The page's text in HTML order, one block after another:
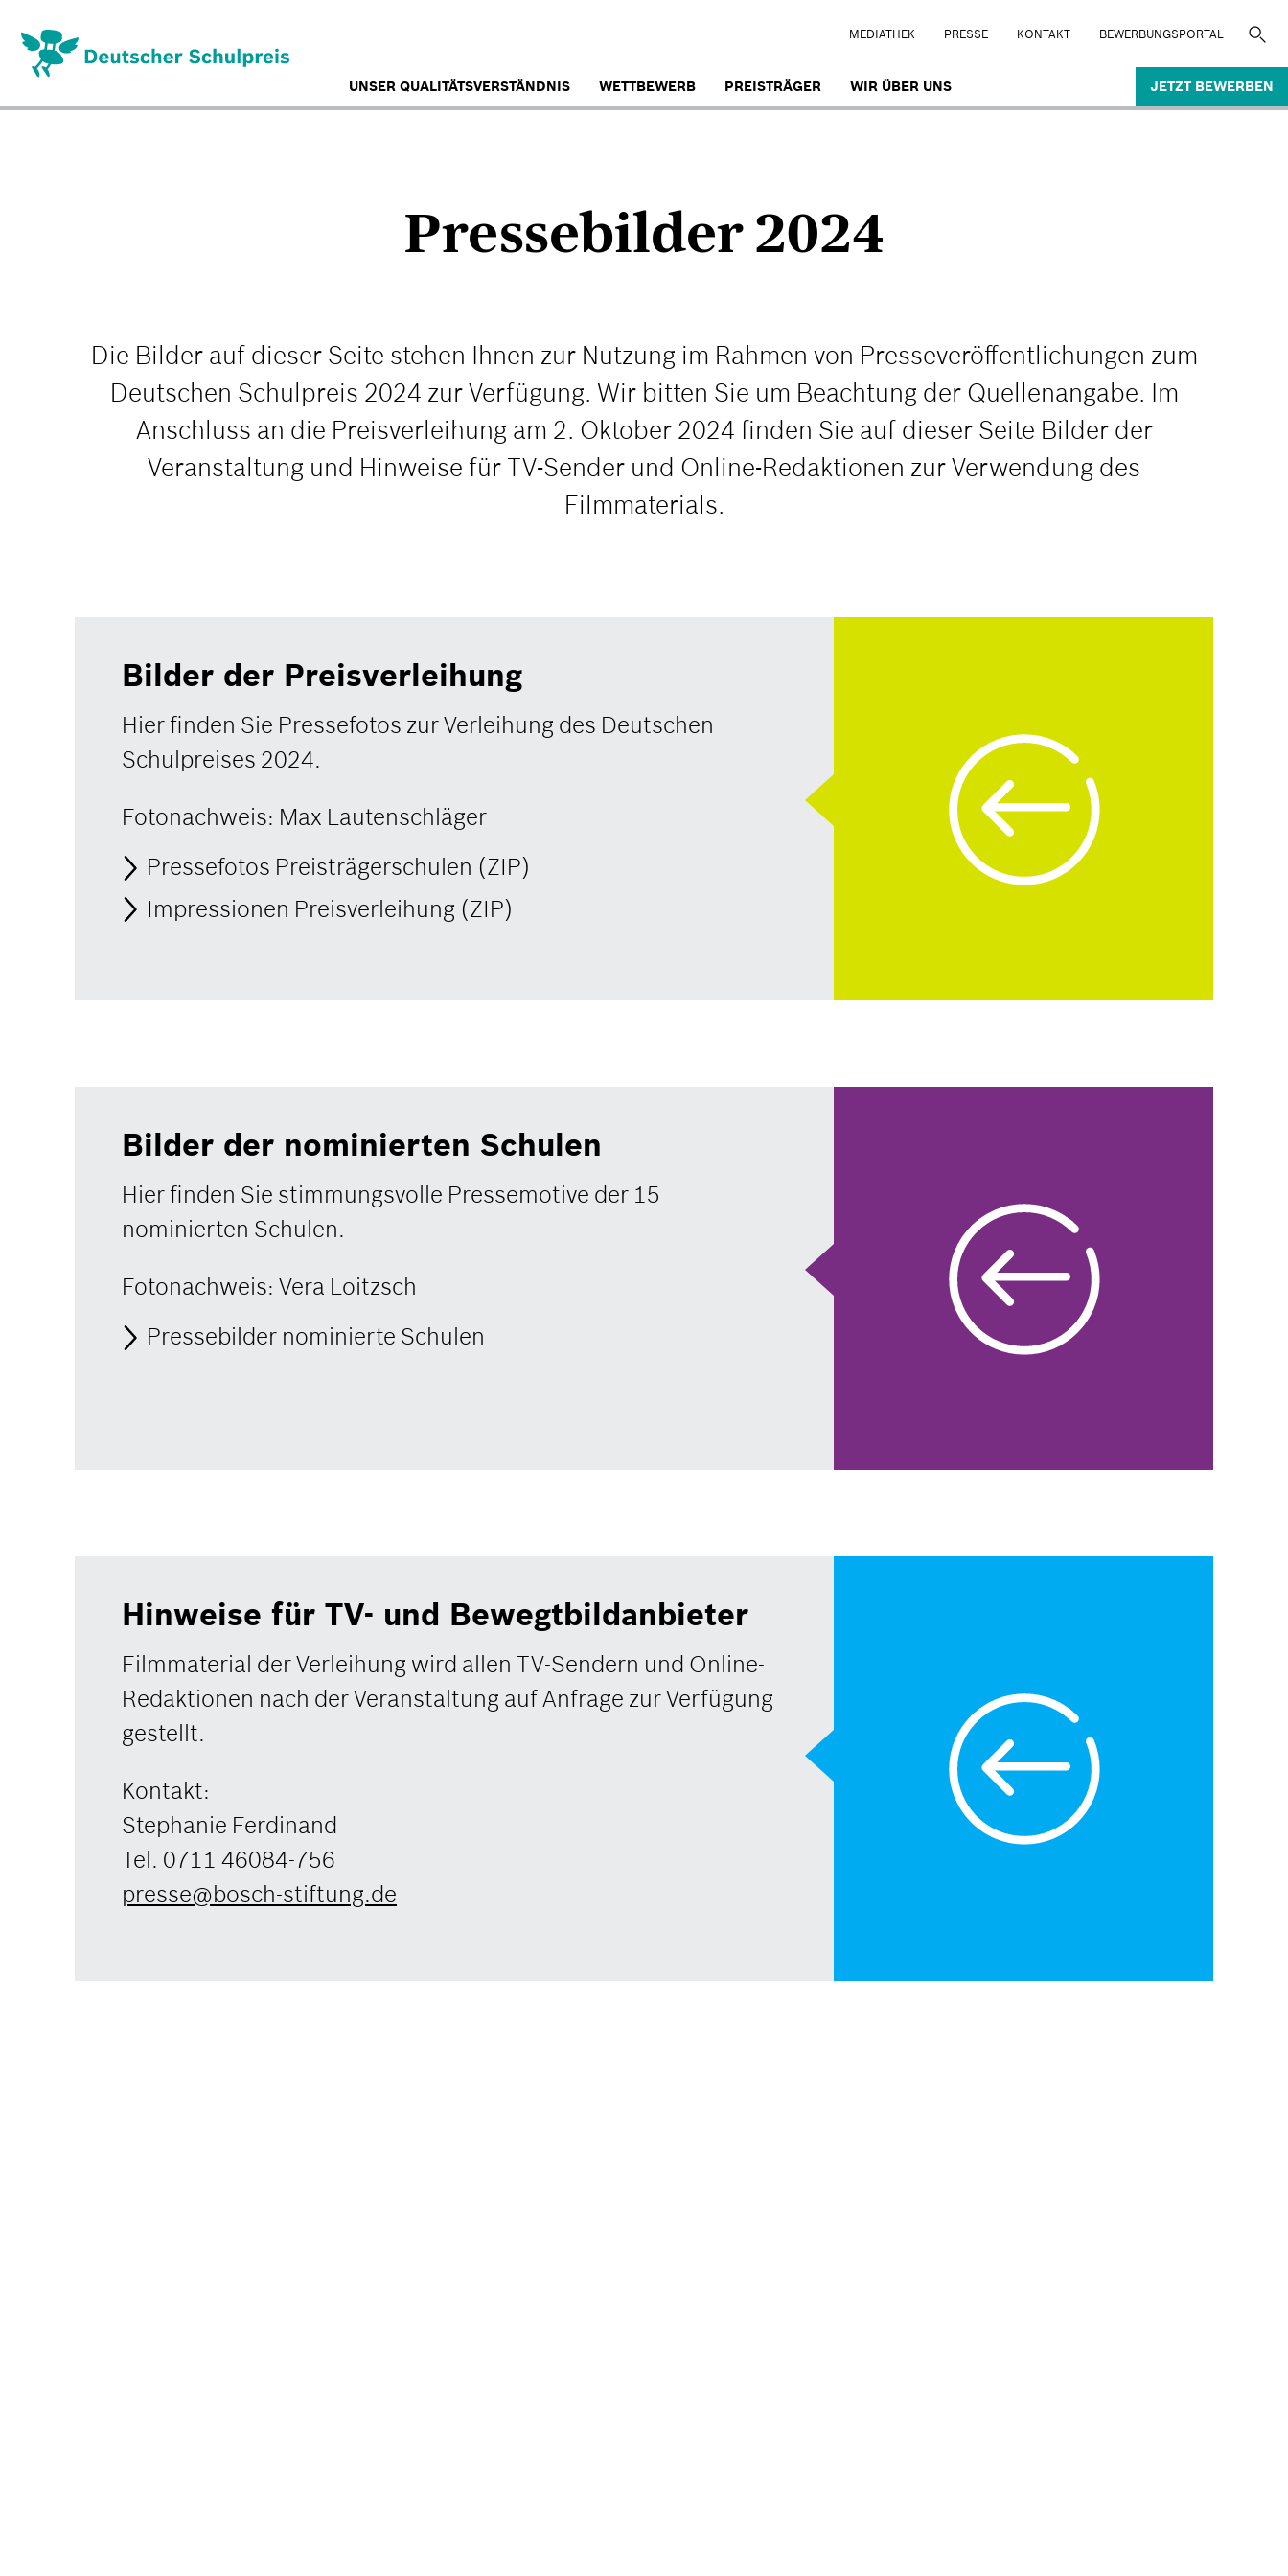
zum
Inhalt
MEDIATHEK PRESSE KONTAKT BEWERBUNGSPORTAL
UNSER QUALITÄTSVERSTÄNDNIS WETTBEWERB PREISTRÄGER WIR ÜBER UNS JETZT BEWERBEN
Pressebilder 2024
Die Bilder auf dieser Seite stehen Ihnen zur Nutzung im Rahmen von Presseveröffentlichungen zum
Deutschen Schulpreis 2024 zur Verfügung. Wir bitten Sie um Beachtung der Quellenangabe. Im
Anschluss an die Preisverleihung am 2. Oktober 2024 finden Sie auf dieser Seite Bilder der
Veranstaltung und Hinweise für TV-Sender und Online-Redaktionen zur Verwendung des
Filmmaterials.
Bilder der Preisverleihung
Hier finden Sie Pressefotos zur Verleihung des Deutschen
Schulpreises 2024.
Fotonachweis: Max Lautenschläger
Pressefotos Preisträgerschulen (ZIP)
Impressionen Preisverleihung (ZIP)
Bilder der nominierten Schulen
Hier finden Sie stimmungsvolle Pressemotive der 15
nominierten Schulen.
Fotonachweis: Vera Loitzsch
Pressebilder nominierte Schulen
Hinweise für TV- und Bewegtbildanbieter
Filmmaterial der Verleihung wird allen TV-Sendern und Online-
Redaktionen nach der Veranstaltung auf Anfrage zur Verfügung
gestellt.
Kontakt:
Stephanie Ferdinand
Tel. 0711 46084-756
presse@bosch-stiftung.de